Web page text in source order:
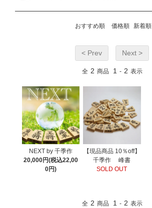
おすすめ順 価格順 新着順
< Prev Next >
全 2 商品 1 - 2 表示
NEXT by 千季作
20,000円(税込22,00
0円)
【現品商品 10％off】
千季作 峰書
SOLD OUT
全 2 商品 1 - 2 表示